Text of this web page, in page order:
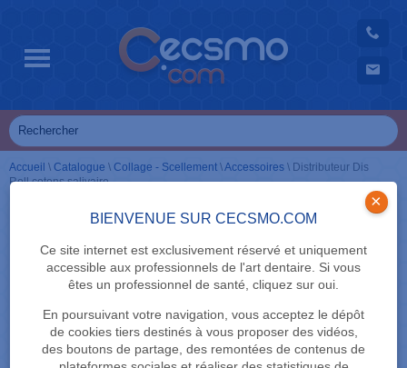
BIENVENUE SUR CECSMO.COM
Ce site internet est exclusivement réservé et uniquement
accessible aux professionnels de l'art dentaire. Si vous
êtes un professionnel de santé, cliquez sur oui.
En poursuivant votre navigation, vous acceptez le dépôt
de cookies tiers destinés à vous proposer des vidéos,
des boutons de partage, des remontées de contenus de
×
Accueil \ Catalogue \ Collage - Scellement \Accessoires \ Distributeur Dis
Roll cotons salivaire